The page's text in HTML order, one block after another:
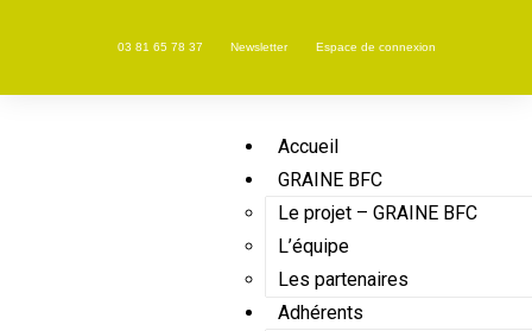
03 81 65 78 37 Newsletter Espace de connexion
Accueil
GRAINE BFC
Le projet – GRAINE BFC
L’équipe
Les partenaires
Adhérents